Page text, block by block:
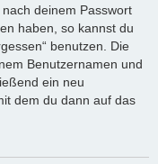
deinem Passwort
haben, so kannst du
benutzen. Die
Benutzernamen und
ein neu
dem du dann auf das